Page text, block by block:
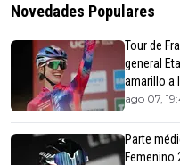
Novedades Populares
Tour de
general
amarillo a
ago 07,
Parte
Femenino